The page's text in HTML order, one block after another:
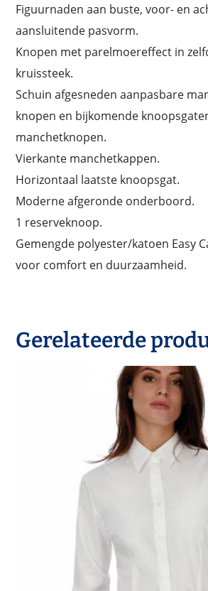
Figuurnaden aan buste, voor- en
aansluitende pasvorm.
Knopen met parelmoereffect in
kruissteek.
Schuin afgesneden aanpasbare
knopen en bijkomende
manchetknopen.
Vierkante manchetkappen.
Horizontaal laatste knoopsgat.
Moderne afgeronde onderboord.
1 reserveknoop.
Gemengde polyester/katoen Easy
voor comfort en duurzaamheid.
Gerelateerde